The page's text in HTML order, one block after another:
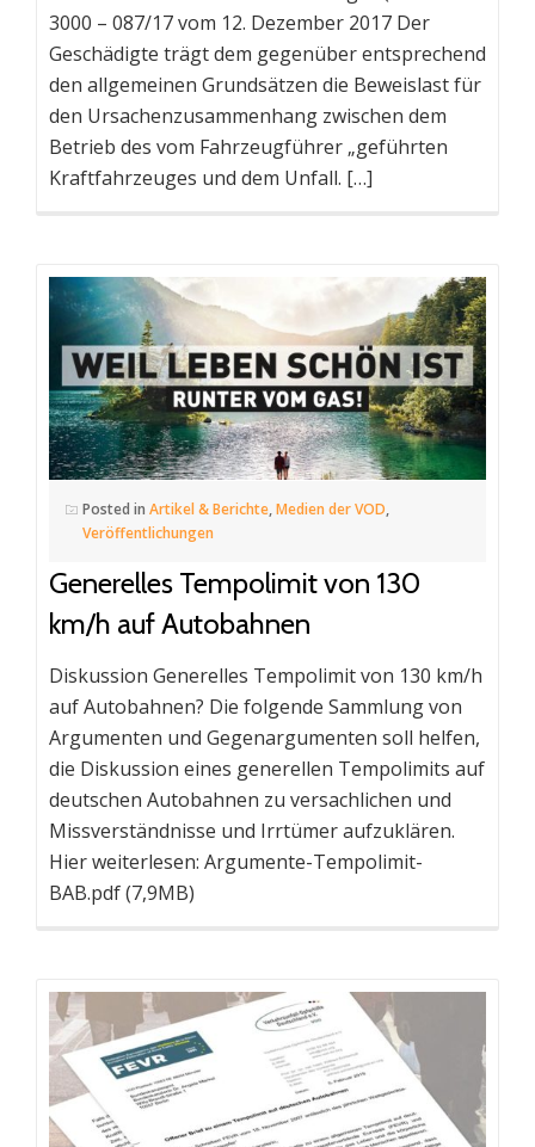
3000 – 087/17 vom 12. Dezember 2017 Der
Geschädigte trägt dem gegenüber entsprechend
den allgemeinen Grundsätzen die Beweislast für
den Ursachenzusammenhang zwischen dem
Betrieb des vom Fahrzeugführer „geführten
Kraftfahrzeuges und dem Unfall. […]
Posted in Artikel & Berichte,Medien der VOD,
Veröffentlichungen
Generelles Tempolimit von 130
km/h auf Autobahnen
Diskussion Generelles Tempolimit von 130 km/h
auf Autobahnen? Die folgende Sammlung von
Argumenten und Gegenargumenten soll helfen,
die Diskussion eines generellen Tempolimits auf
deutschen Autobahnen zu versachlichen und
Missverständnisse und Irrtümer aufzuklären.
Hier weiterlesen: Argumente-Tempolimit-
BAB.pdf (7,9MB)